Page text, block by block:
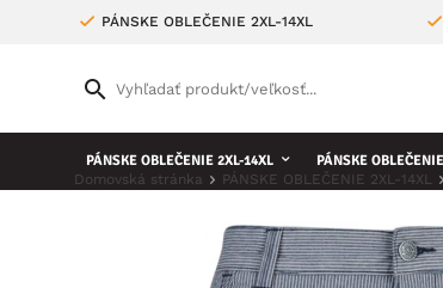
PÁNSKE OBLEČENIE 2XL-14XL
PÁNSKE OBLEČENIE 2XL-14XL PÁNSKE
Domovská stránka PÁNSKE OBLEČENIE 2XL-14XL